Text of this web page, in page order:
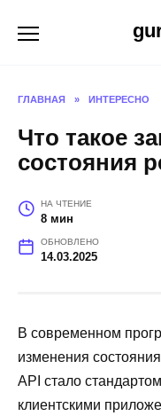
ГЛАВНАЯ » ИНТЕРЕСНО
Что такое
состояния
НА ЧТЕНИЕ
8 мин
ОБНОВЛЕНО
14.03.2025
В современном
изменения
API стало
клиентскими